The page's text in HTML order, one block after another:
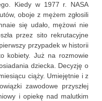
Kiedy w 1977 r. NASA
oboje z mężem zgłosili
się udało, mężowi nie
przez sito rekrutacyjne
przypadek w historii
kobiety. Już na rozmowie
dziecka. Decyzję o
ciąży. Umiejętnie i z
zawodowe przyszłej
i opiekę nad malutkim